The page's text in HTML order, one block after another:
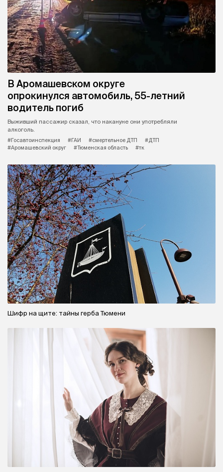
В Аромашевском округе
опрокинулся автомобиль, 55-летний
водитель погиб
Выживший пассажир сказал, что накануне они употребляли
алкоголь.
#Госавтоинспекция
#ГАИ #смертельное ДТП
#ДТП
#Аромашевский округ
#Тюменская область #тк
Шифр на щите: тайны герба Тюмени